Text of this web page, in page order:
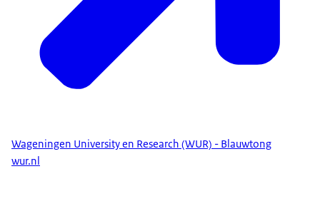
Wageningen University en Research (WUR) - Blauwtong
wur.nl